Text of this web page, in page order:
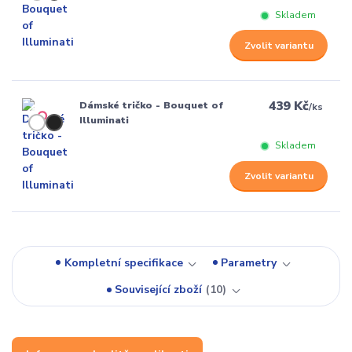
Skladem
Zvolit variantu
Dámské tričko - Bouquet of
Illuminati
439 Kč/ks
Skladem
Zvolit variantu
Kompletní specifikace
Parametry
Související zboží
10